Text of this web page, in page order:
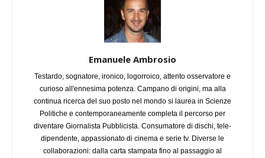
Emanuele Ambrosio
Testardo, sognatore, ironico, logorroico, attento osservatore e
curioso all'ennesima potenza. Campano di origini, ma alla
continua ricerca del suo posto nel mondo si laurea in Scienze
Politiche e contemporaneamente completa il percorso per
diventare Giornalista Pubblicista. Consumatore di dischi, tele-
dipendente, appassionato di cinema e serie tv. Diverse le
collaborazioni: dalla carta stampata fino al passaggio al